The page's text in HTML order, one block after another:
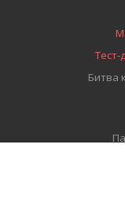
Тест-
Битва